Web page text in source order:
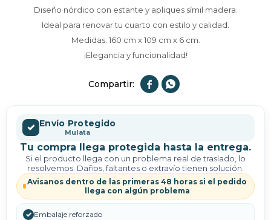
Diseño nórdico con estante y apliques símil madera.
Ideal para renovar tu cuarto con estilo y calidad.
Medidas: 160 cm x 109 cm x 6 cm.
¡Elegancia y funcionalidad!
 
✓ Envío Protegido
Mulata
Tu compra llega protegida hasta la entrega.
Si el producto llega con un problema real de traslado, lo
resolvemos. Daños, faltantes o extravío tienen solución.
Avisanos dentro de las primeras 48 horas si el pedido
llega con algún problema
✓ Embalaje reforzado